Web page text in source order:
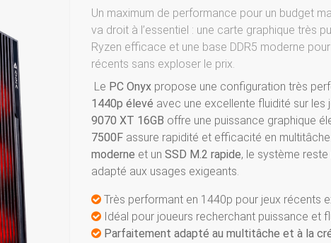
Un maximum de performance pour un budget
va droit à l’essentiel : une carte graphique très
Ryzen efficace et une base DDR5 moderne
récents sans exploser le prix.
Le PC Onyx propose une configuration très
1440p élevé avec une excellente fluidité sur les
9070 XT 16GB offre une puissance graphique
7500F assure rapidité et efficacité en
moderne et un SSD M.2 rapide, le système
adapté aux usages exigeants.
Très performant en 1440p pour jeux récents
Idéal pour joueurs recherchant puissance et
Parfaitement adapté au multitâche et à la